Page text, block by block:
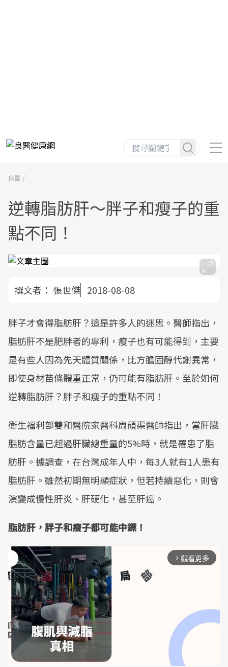
良醫
逆轉脂肪肝～胖子和瘦子的重
點不同！
撰文者： 張世傑 2018-08-08
胖子才會得脂肪肝？這是許多人的迷思。醫師指出，
脂肪肝不是肥胖者的專利，瘦子也有可能得到，主要
是有些人因為先天體質關係，比方膽固醇代謝異常，
即使身材苗條體重正常，仍可能有脂肪肝。至於如何
逆轉脂肪肝？胖子和瘦子的重點不同！
衛生福利部雙和醫院家醫科周碩渠醫師指出，當肝臟
脂肪含量已超過肝臟總重量的5%時，就是罹患了脂
肪肝。據調查，在台灣成年人中，每3人就有1人患有
脂肪肝。雖然初期無明顯症狀，但若持續惡化，則會
演變成慢性肝炎、肝硬化，甚至肝癌。
脂肪肝，胖子和瘦子都可能中鏢！
arrow_forward_ios 觀看更多